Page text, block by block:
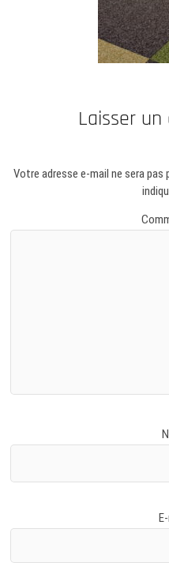
Laisser
Votre adresse e-mail ne sera pas